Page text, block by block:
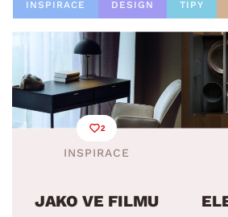
INSPIRACE DESIGN TIPY
2
INSPIRACE
JAKO VE FILMU